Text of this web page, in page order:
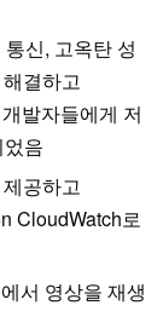
신, 고옥탄 성
결하고
발자들에게 저
음
공하고
CloudWatch로
서 영상을 재생